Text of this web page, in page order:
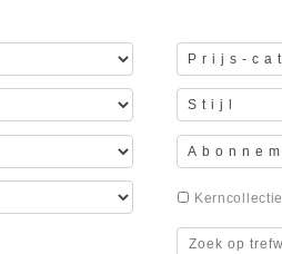
Kerncollectie